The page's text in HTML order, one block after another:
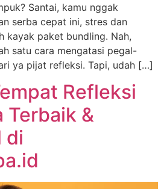
Santai, kamu nggak
serba cepat ini, stres dan
kayak paket bundling. Nah,
satu cara mengatasi pegal-
ya pijat refleksi. Tapi, udah […]
Refleksi
Terbaik &
di